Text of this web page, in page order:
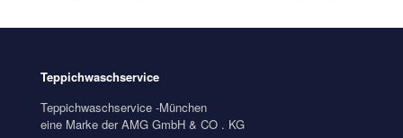
Teppichwaschservice
Teppichwaschservice -München
eine Marke der AMG GmbH & CO . KG